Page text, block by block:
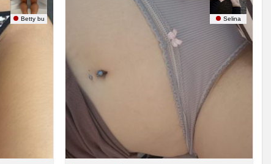
Betty bu Selina